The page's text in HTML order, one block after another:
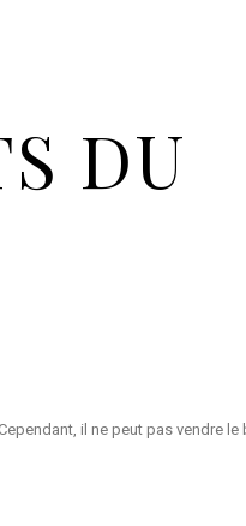
DU
il ne peut pas vendre le